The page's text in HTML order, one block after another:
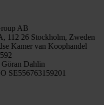
AB
112 26 Stockholm, Zweden
Kamer van Koophandel
Dahlin
SE556763159201